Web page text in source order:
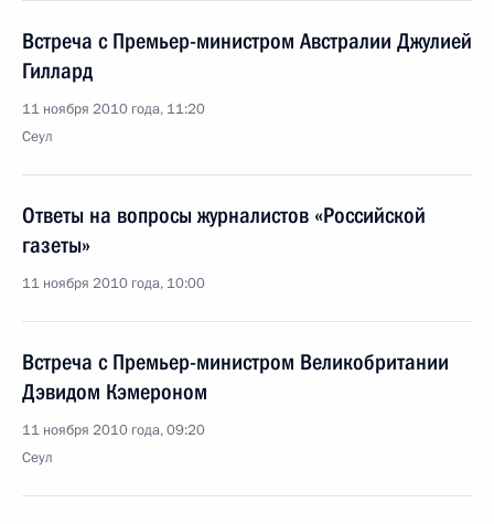
Встреча с Премьер-министром Австралии Джулией
Гиллард
11 ноября 2010 года, 11:20
Сеул
Ответы на вопросы журналистов «Российской
газеты»
11 ноября 2010 года, 10:00
Встреча с Премьер-министром Великобритании
Дэвидом Кэмероном
11 ноября 2010 года, 09:20
Сеул